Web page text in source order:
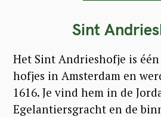
Sint
Het Sint Andrieshofje is
hofjes in Amsterdam en
1616. Je vind hem in de
Egelantiersgracht en de